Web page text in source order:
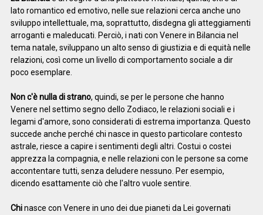
lato romantico ed emotivo, nelle sue relazioni cerca anche uno
sviluppo intellettuale, ma, soprattutto, disdegna gli atteggiamenti
arroganti e maleducati. Perciò, i nati con Venere in Bilancia nel
tema natale, sviluppano un alto senso di giustizia e di equità nelle
relazioni, così come un livello di comportamento sociale a dir
poco esemplare.
Non c'è nulla di strano, quindi, se per le persone che hanno
Venere nel settimo segno dello Zodiaco, le relazioni sociali e i
legami d'amore, sono considerati di estrema importanza. Questo
succede anche perché chi nasce in questo particolare contesto
astrale, riesce a capire i sentimenti degli altri. Costui o costei
apprezza la compagnia, e nelle relazioni con le persone sa come
accontentare tutti, senza deludere nessuno. Per esempio,
dicendo esattamente ciò che l'altro vuole sentire.
Chinasce con Venere in uno dei due pianeti da Lei governati